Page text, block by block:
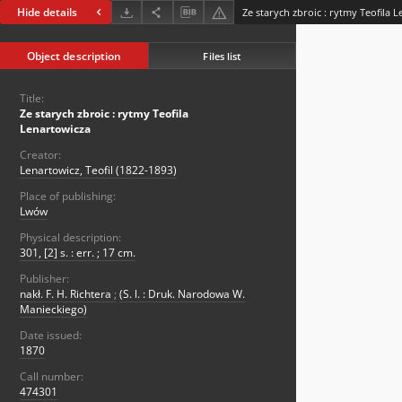
Hide details Ze starych zbroic : rytmy Teofila
Object description Files list
Title:
Ze starych zbroic : rytmy Teofila
Lenartowicza
Creator:
Lenartowicz, Teofil (1822-1893)
Place of publishing:
Lwów
Physical description:
301, [2] s. : err. ; 17 cm.
Publisher:
nakł. F. H. Richtera ; (S. l. : Druk. Narodowa W.
Manieckiego)
Date issued:
1870
Call number:
474301